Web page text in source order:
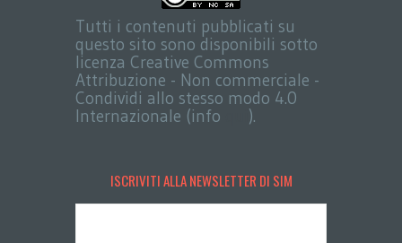
Tutti i contenuti pubblicati su
questo sito sono disponibili sotto
licenza Creative Commons
Attribuzione - Non commerciale -
Condividi allo stesso modo 4.0
Internazionale (info
).
ISCRIVITI ALLA NEWSLETTER DI SIM